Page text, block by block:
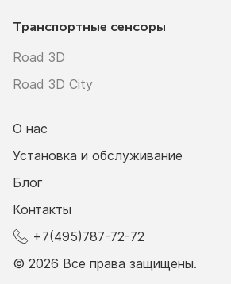
Транспортные сенсоры
Road 3D
Road 3D City
О нас
Установка и обслуживание
Блог
Контакты
+7(495)787-72-72
© 2026 Все права защищены.